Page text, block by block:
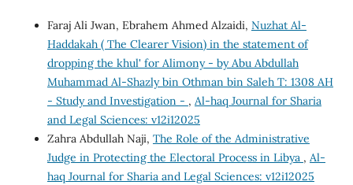
Faraj Ali Jwan, Ebrahem Ahmed Alzaidi, Nuzhat Al-
Haddakah ( The Clearer Vision) in the statement of
dropping the khul' for Alimony - by Abu Abdullah
Muhammad Al-Shazly bin Othman bin Saleh T: 1308 AH
- Study and Investigation - , Al-haq Journal for Sharia
and Legal Sciences: v12i12025
Zahra Abdullah Naji, The Role of the Administrative
Judge in Protecting the Electoral Process in Libya , Al-
haq Journal for Sharia and Legal Sciences: v12i12025